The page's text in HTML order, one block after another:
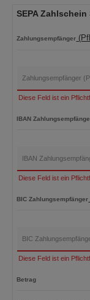
SEPA
Zahlungsempfänger
Diese Feld ist ein
IBAN
Diese Feld ist ein
BIC Zahlungsempfänger
Diese Feld ist ein
Betrag